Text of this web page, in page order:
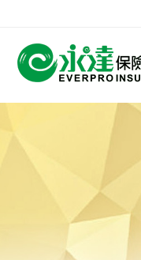
關
業
MDRT
客
網